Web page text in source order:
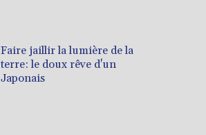
Faire jaillir la lumière de la
terre: le doux rêve d'un
Japonais